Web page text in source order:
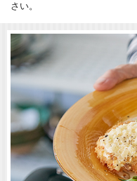
さい。